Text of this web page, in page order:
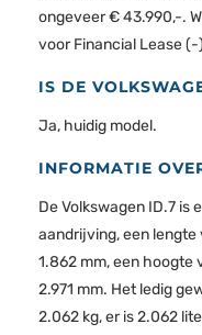
ongeveer € 43.990,-.
voor Financial Lease
IS DE
Ja, huidig model.
INFORMATIE
De Volkswagen ID.7 is
aandrijving, een lengte
1.862 mm, een hoogte
2.971 mm. Het ledig
2.062 kg, er is 2.062